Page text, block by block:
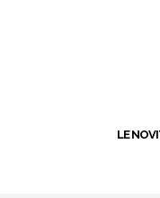
LE